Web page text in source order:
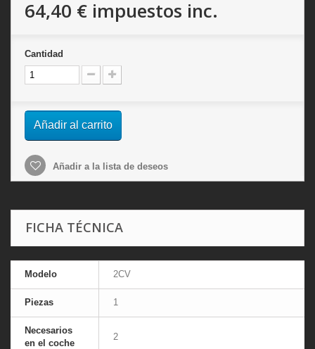
64,40 € impuestos inc.
Cantidad
Añadir al carrito
Añadir a la lista de deseos
FICHA TÉCNICA
Modelo 2CV
Piezas 1
Necesarios
en el coche
2